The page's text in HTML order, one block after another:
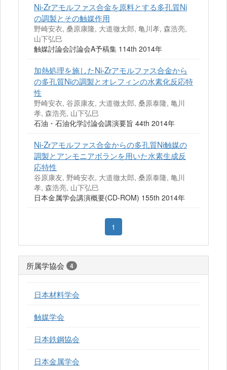
Ni-Zrアモルファス合金を原料とする多孔質Ni
の調製とその触媒作用
野崎安衣, 桑原康隆, 大道徹太郎, 亀川孝, 森浩亮,
山下弘巳
触媒討論会討論会A予稿集 114th 2014年
加熱処理を施したNi-Zrアモルファス合金から
の多孔質Niの調製とオレフィンの水素化反応特
性
野崎安衣, 谷原康友, 大道徹太郎, 桑原泰隆, 亀川
孝, 森浩亮, 山下弘巳
石油・石油化学討論会講演要旨 44th 2014年
Ni-Zrアモルファス合金からの多孔質Ni触媒の
調製とアンモニアボランを用いた水素生成反
応特性
谷原康友, 野崎安衣, 大道徹太郎, 桑原泰隆, 亀川
孝, 森浩亮, 山下弘巳
日本金属学会講演概要(CD-ROM) 155th 2014年
1
所属学協会 4
日本材料学会
触媒学会
日本鉄鋼協会
日本金属学会